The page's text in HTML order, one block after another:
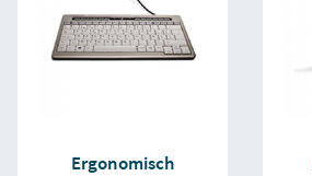
Ergonomisch